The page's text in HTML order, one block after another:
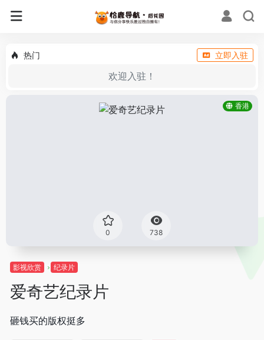
热门 立即入驻
欢迎入驻！
香港
0 738
影视欣赏 纪录片
爱奇艺纪录片
砸钱买的版权挺多